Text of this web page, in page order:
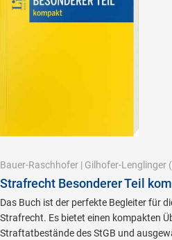
Bauer-Raschhofer | Gilhofer-Lenglinger
Strafrecht Besonderer Teil
Das Buch ist der perfekte Begleiter für
Strafrecht. Es bietet einen kompakten
Straftatbestände des StGB und